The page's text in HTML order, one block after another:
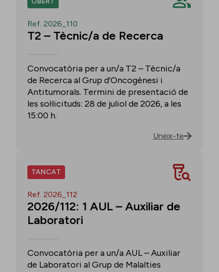
Ref. 2026_110
T2 – Tècnic/a de Recerca
Convocatòria per a un/a T2 – Tècnic/a
de Recerca al Grup d’Oncogènesi i
Antitumorals. Termini de presentació de
les sol·licituds: 28 de juliol de 2026, a les
15:00 h.
Uneix-te
TANCAT
Ref. 2026_112
2026/112: 1 AUL – Auxiliar de
Laboratori
Convocatòria per a un/a AUL – Auxiliar
de Laboratori al Grup de Malalties